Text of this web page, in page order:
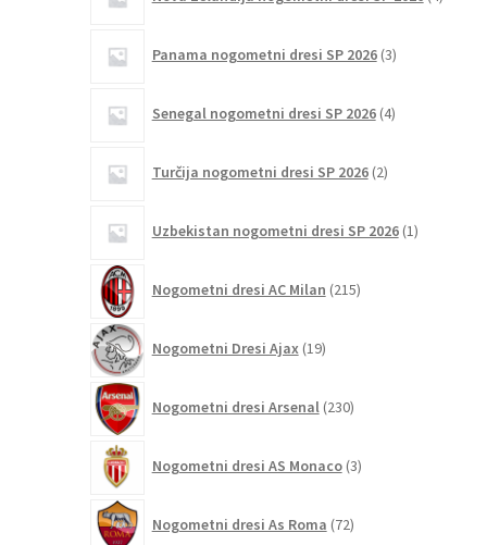
izdelki
Panama nogometni dresi SP 2026 3izdelki
Senegal nogometni dresi SP 2026 4izdelki
Turčija nogometni dresi SP 2026 2izdelka
Uzbekistan nogometni dresi SP 2026 1izdelek
Nogometni dresi AC Milan 215izdelkov
Nogometni Dresi Ajax 19izdelkov
Nogometni dresi Arsenal 230izdelkov
Nogometni dresi AS Monaco 3izdelki
Nogometni dresi As Roma 72izdelkov